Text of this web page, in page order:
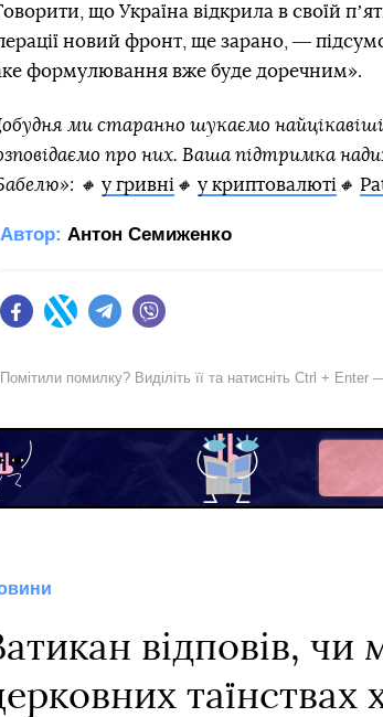
що Україна відкрила в своїй
новий фронт, ще зарано, ―
формулювання вже буде доречним».
ми старанно шукаємо
про них. Ваша підтримка
🔸 у гривні 🔸 у криптовалюті 🔸
Автор: Антон Семиженко
FacebookTwitter Telegram
Помітили помилку? Виділіть її та натисніть Ctrl + Enter
відповів,
таїнствах